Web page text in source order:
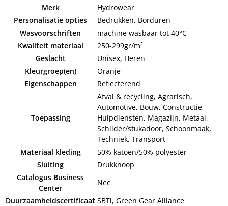
Merk
Hydrowear
Personalisatie opties
Bedrukken, Borduren
Wasvoorschriften
machine wasbaar tot 40°C
Kwaliteit materiaal
250-299gr/m²
Geslacht
Unisex, Heren
Kleurgroep(en)
Oranje
Eigenschappen
Reflecterend
Toepassing
Afval & recycling, Agrarisch,
Automotive, Bouw, Constructie,
Hulpdiensten, Magazijn, Metaal,
Schilder/stukadoor, Schoonmaak,
Techniek, Transport
Materiaal kleding
50% katoen/50% polyester
Sluiting
Drukknoop
Catalogus Business
Center
Nee
Duurzaamheidscertificaat SBTi, Green Gear Alliance